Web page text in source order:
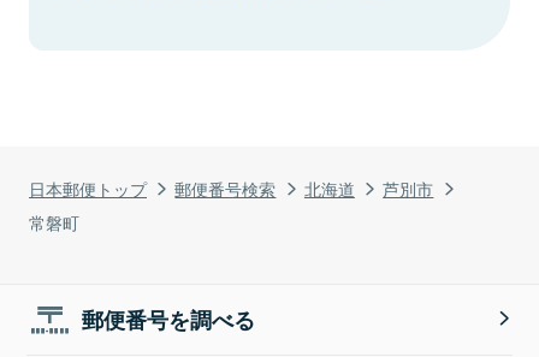
日本郵便トップ 郵便番号検索 北海道
芦別市
常磐町
郵便番号を調べる